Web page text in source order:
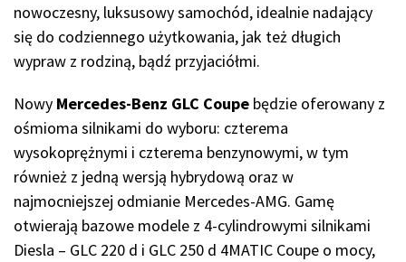
nowoczesny, luksusowy samochód, idealnie nadający
się do codziennego użytkowania, jak też długich
wypraw z rodziną, bądź przyjaciółmi.
Nowy Mercedes-Benz GLC Coupe będzie oferowany z
ośmioma silnikami do wyboru: czterema
wysokoprężnymi i czterema benzynowymi, w tym
również z jedną wersją hybrydową oraz w
najmocniejszej odmianie Mercedes-AMG. Gamę
otwierają bazowe modele z 4-cylindrowymi silnikami
Diesla – GLC 220 d i GLC 250 d 4MATIC Coupe o mocy,